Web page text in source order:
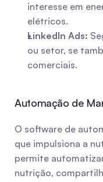
interesse em
elétricos.
LinkedIn Ads:
ou setor, se
comerciais.
Automação de
O software de
que impulsiona a
permite
nutrição,